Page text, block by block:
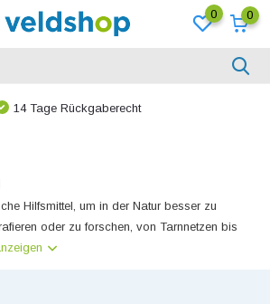
0 0
14 Tage Rückgaberecht
Hilfsmittel, um in der Natur besser zu
oder zu forschen, von Tarnnetzen bis